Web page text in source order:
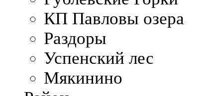
КП Павловы озера
Раздоры
Успенский лес
Мякинино